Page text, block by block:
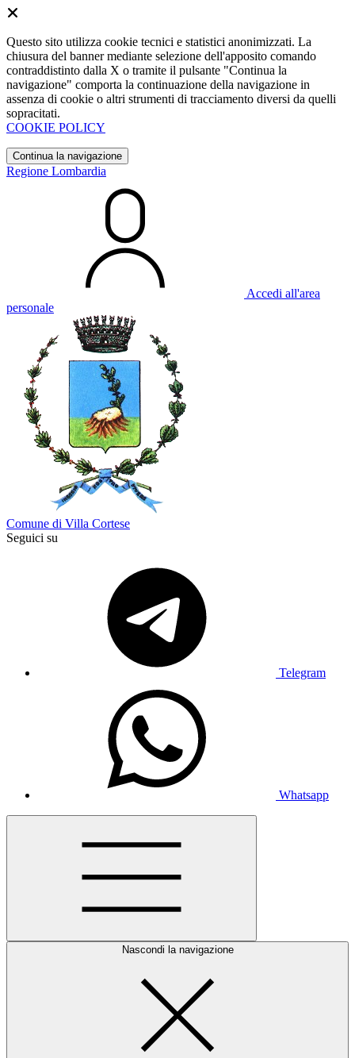
Questo sito utilizza cookie tecnici e statistici anonimizzati. La
chiusura del banner mediante selezione dell'apposito comando
contraddistinto dalla X o tramite il pulsante "Continua la
navigazione" comporta la continuazione della navigazione in
assenza di cookie o altri strumenti di tracciamento diversi da quelli
sopracitati.
COOKIE POLICY
Continua la navigazione
Regione Lombardia
Accedi all'area
personale
Comune di Villa Cortese
Seguici su
Telegram
Whatsapp
Nascondi la navigazione